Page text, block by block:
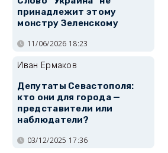
принадлежит этому
монстру Зеленскому
11/06/2026 18:23
Иван Ермаков
Депутаты Севастополя:
кто они для города —
представители или
наблюдатели?
03/12/2025 17:36